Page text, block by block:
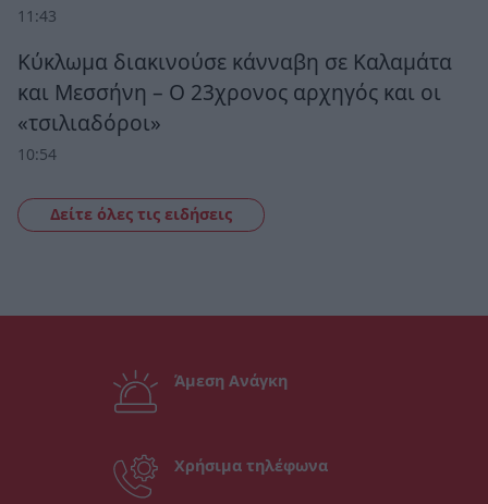
11:43
Κύκλωμα διακινούσε κάνναβη σε Καλαμάτα
και Μεσσήνη – Ο 23χρονος αρχηγός και οι
«τσιλιαδόροι»
10:54
Δείτε όλες τις ειδήσεις
Άμεση Ανάγκη
Χρήσιμα τηλέφωνα